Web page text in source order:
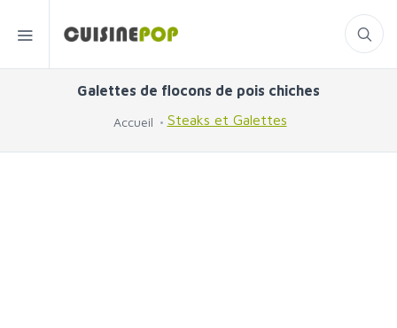
Galettes de flocons de pois chiches
Accueil Steaks et Galettes